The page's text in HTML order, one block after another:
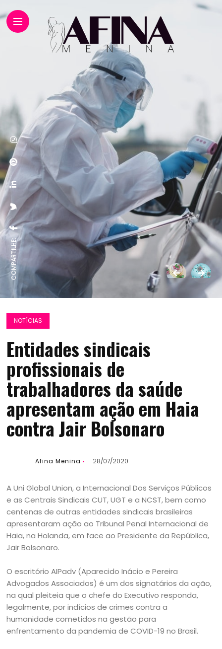
COMPARTILHE:
NOTÍCIAS
Entidades sindicais
profissionais de
trabalhadores da saúde
apresentam ação em Haia
contra Jair Bolsonaro
Afina Menina 28/07/2020
A Uni Global Union, a Internacional Dos Serviços Públicos
e as Centrais Sindicais CUT, UGT e a NCST, bem como
centenas de outras entidades sindicais brasileiras
apresentaram ação ao Tribunal Penal Internacional de
Haia, na Holanda, em face ao Presidente da República,
Jair Bolsonaro.
O escritório AIPadv (Aparecido Inácio e Pereira
Advogados Associados) é um dos signatários da ação,
na qual pleiteia que o chefe do Executivo responda,
legalmente, por indícios de crimes contra a
humanidade cometidos na gestão para
enfrentamento da pandemia de COVID-19 no Brasil.